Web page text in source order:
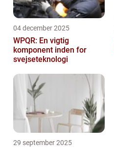
04 december 2025
WPQR: En vigtig
komponent inden for
svejseteknologi
29 september 2025